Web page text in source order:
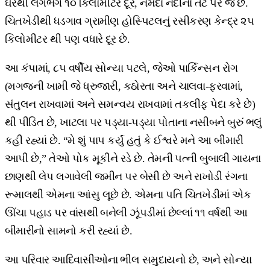
ઘરથી લગભગ ૧૦ કિલોમીટર દૂર, નર્મદા નદીના તટ પર જ છે.
ચિતખેડીથી ધડગાવ ગ્રામીણ હોસ્પિટલનું રસીકરણ કેન્દ્ર ૨૫
કિલોમીટર થી પણ વધારે દૂર છે.
આ કંપામાં, ૮૫ વર્ષીય સોન્યા પટલે, જેઓ પાર્કિન્સન રોગ
(મગજની ખામી જે ધ્રુજારી, કઠોરતા અને ચાલવા-ફરવામાં,
સંતુલન રાખવામાં અને સમન્વય રાખવામાં તકલીફ પેદા કરે છે)
થી પીડિત છે, ખાટલા પર પડ્યા-પડ્યા પોતાના નસીબને બુરું ભલું
કહી રહ્યાં છે. “મે શું પાપ કર્યું હતું કે ઈશ્વરે મને આ બીમારી
આપી છે,” તેઓ પોક મૂકીને રડે છે. તેમની પત્ની બુબાલી ગાયના
છાણથી લેપ લગાવેલી જમીન પર બેસી છે અને રાખોડી રંગના
રૂમાલથી એમના આંસુ લૂછે છે. એમના પતિ ચિતખેડીમાં એક
ઊંચા પહાડ પર વાંસથી બનેલી ઝૂંપડીમાં છેલ્લાં ૧૧ વર્ષથી આ
બીમારીનો સામનો કરી રહ્યાં છે.
આ પરિવાર આદિવાસીઓના ભીલ સમુદાયનો છે, અને સોન્યા